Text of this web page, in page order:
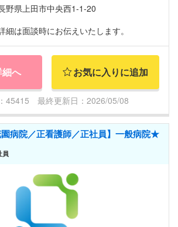
野県上田市中央西1-1-20
細は面談時にお伝えいたします。
へ お気に入りに追加
45415 最終更新日：2026/05/08
病院／正看護師／正社員】一般病院★
員